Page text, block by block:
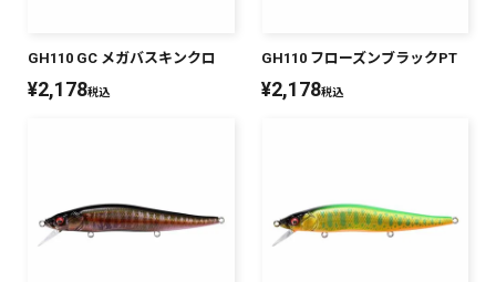
GH110 GC メガバスキンクロ
¥2,178税込
GH110 フローズンブラックPT
¥2,178税込